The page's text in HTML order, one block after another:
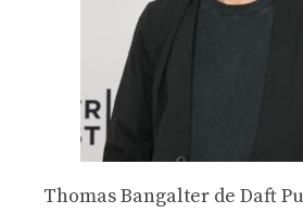
Thomas Bangalter de Daft